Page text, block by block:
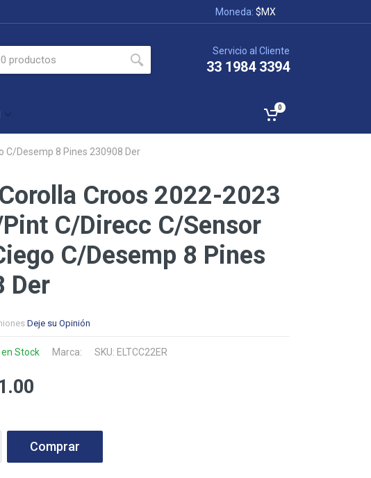
Moneda: $MX
Servicio al Cliente
33 1984 3394
0
C/Desemp 8 Pines 230908 Der
Croos 2022-2023
C/Direcc C/Sensor
C/Desemp 8 Pines
Der
Deje su Opinión
en Stock Marca: SKU: ELTCC22ER
Comprar